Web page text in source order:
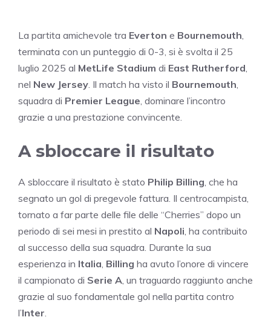
La partita amichevole tra Everton e Bournemouth,
terminata con un punteggio di 0-3, si è svolta il 25
luglio 2025 al MetLife Stadium di East Rutherford,
nel New Jersey. Il match ha visto il Bournemouth,
squadra di Premier League, dominare l’incontro
grazie a una prestazione convincente.
A sbloccare il risultato
A sbloccare il risultato è stato Philip Billing, che ha
segnato un gol di pregevole fattura. Il centrocampista,
tornato a far parte delle file delle “Cherries” dopo un
periodo di sei mesi in prestito al Napoli, ha contribuito
al successo della sua squadra. Durante la sua
esperienza in Italia, Billing ha avuto l’onore di vincere
il campionato di Serie A, un traguardo raggiunto anche
grazie al suo fondamentale gol nella partita contro
l’Inter.